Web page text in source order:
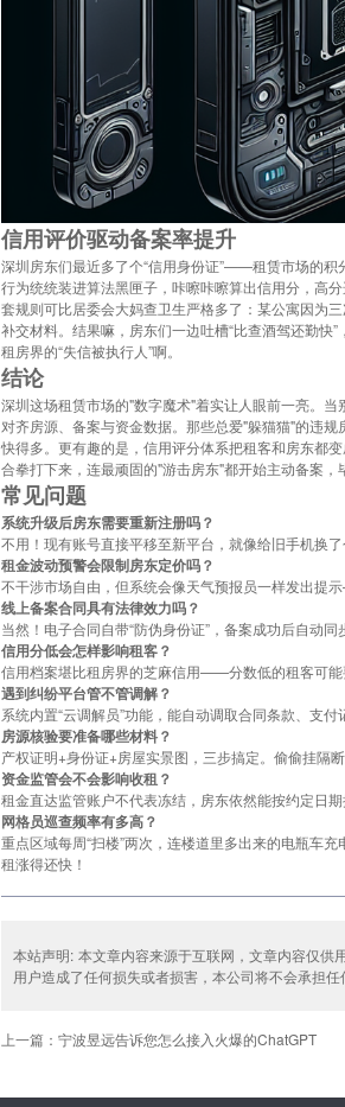
信用评价驱动备案率提升
深圳房东们最近多了个“信用身份证”——租赁市场的
行为统统装进算法黑匣子，咔嚓咔嚓算出信用分，高
套规则可比居委会大妈查卫生严格多了：某公寓因为
补交材料。结果嘛，房东们一边吐槽“比查酒驾还勤
租房界的“失信被执行人”啊。
结论
深圳这场租赁市场的"数字魔术"着实让人眼前一亮。
对齐房源、备案与资金数据。那些总爱"躲猫猫"的违
快得多。更有趣的是，信用评分体系把租客和房东都
合拳打下来，连最顽固的"游击房东"都开始主动备案
常见问题
系统升级后房东需要重新注册吗？
不用！现有账号直接平移至新平台，就像给旧手机换
租金波动预警会限制房东定价吗？
不干涉市场自由，但系统会像天气预报员一样发出提
线上备案合同具有法律效力吗？
当然！电子合同自带“防伪身份证”，备案成功后自动
信用分低会怎样影响租客？
信用档案堪比租房界的芝麻信用——分数低的租客可能
遇到纠纷平台管不管调解？
系统内置“云调解员”功能，能自动调取合同条款、支
房源核验要准备哪些材料？
产权证明+身份证+房屋实景图，三步搞定。偷偷挂隔
资金监管会不会影响收租？
租金直达监管账户不代表冻结，房东依然能按约定日
网格员巡查频率有多高？
重点区域每周“扫楼”两次，连楼道里多出来的电瓶车
租涨得还快！
本站声明: 本文章内容来源于互联网，文章内容仅
用户造成了任何损失或者损害，本公司将不会承担
上一篇：宁波昱远告诉您怎么接入火爆的ChatGPT